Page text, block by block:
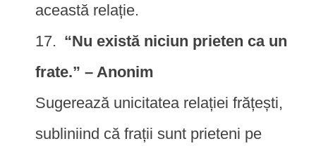
această relație.
“Nu există niciun prieten ca un
frate.” – Anonim
Sugerează unicitatea relației frățești,
subliniind că frații sunt prieteni pe